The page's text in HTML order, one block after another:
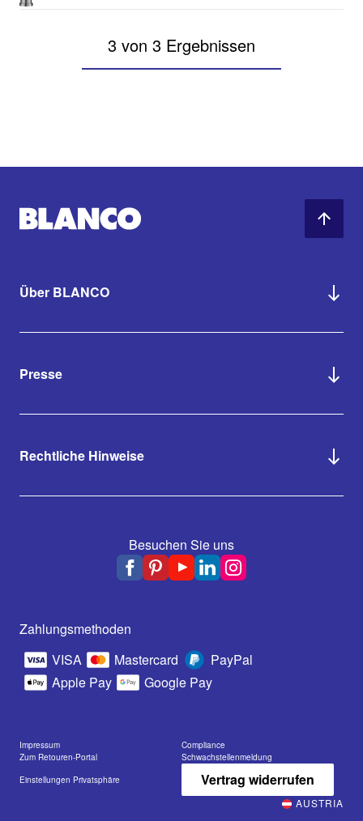
3 von 3 Ergebnissen
Über BLANCO
Presse
Rechtliche Hinweise
Besuchen Sie uns
Zahlungsmethoden
VISA
Mastercard
PayPal
Apple Pay
Google Pay
Impressum
Compliance
Zum Retouren-Portal
Schwachstellenmeldung
Einstellungen Privatsphäre
Vertrag widerrufen
AUSTRIA